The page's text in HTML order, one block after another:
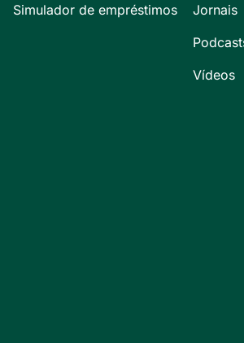
Simulador de empréstimos
Jornais
Vídeos